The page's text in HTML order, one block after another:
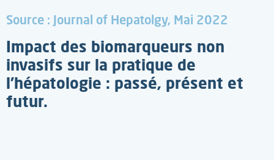
Source : Journal of Hepatolgy, Mai 2022
Impact des biomarqueurs non
invasifs sur la pratique de
l’hépatologie : passé, présent et
futur.